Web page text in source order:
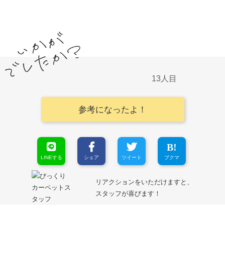
参考になったよ！
13
LINEする シェア ツイート ブクマ
リアクションをいただけますと、
スタッフが喜びます！